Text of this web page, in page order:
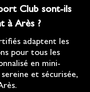
Club sont-ils
à Arès ?
adaptent les
pour tous les
en mini-
et sécurisée,